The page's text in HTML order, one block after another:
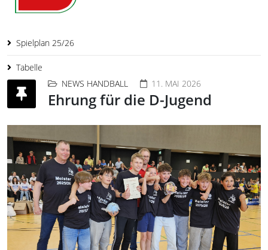
Spielplan 25/26
Tabelle
NEWS HANDBALL
11. MAI 2026
Ehrung für die D-Jugend